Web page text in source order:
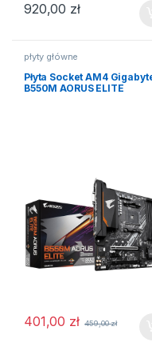
920,00 zł
płyty główne
Płyta Socket AM4
B550M AORUS ELITE
401,00 zł 459,00zł